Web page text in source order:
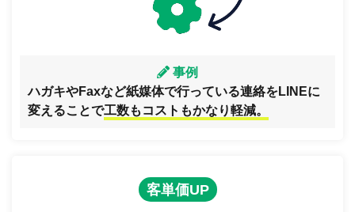
事例
ハガキやFaxなど紙媒体で行っている連絡をLINEに
変えることで工数もコストもかなり軽減。
客単価UP